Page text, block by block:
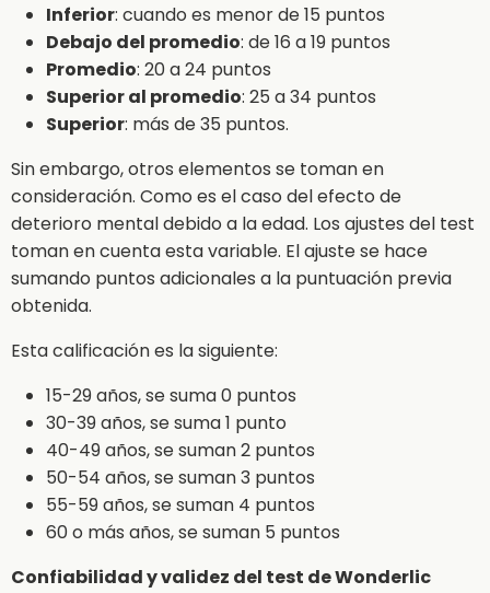
Inferior: cuando es menor de 15 puntos
Debajo del promedio: de 16 a 19 puntos
Promedio: 20 a 24 puntos
Superior al promedio: 25 a 34 puntos
Superior: más de 35 puntos.
Sin embargo, otros elementos se toman en
consideración. Como es el caso del efecto de
deterioro mental debido a la edad. Los ajustes del test
toman en cuenta esta variable. El ajuste se hace
sumando puntos adicionales a la puntuación previa
obtenida.
Esta calificación es la siguiente:
15-29 años, se suma 0 puntos
30-39 años, se suma 1 punto
40-49 años, se suman 2 puntos
50-54 años, se suman 3 puntos
55-59 años, se suman 4 puntos
60 o más años, se suman 5 puntos
Confiabilidad y validez del test de Wonderlic